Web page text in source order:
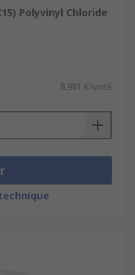
Polyvinyl Chloride
8,981 €/unité